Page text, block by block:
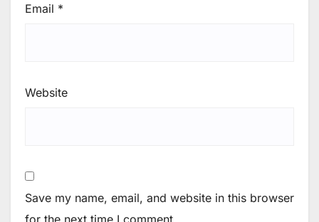
Email *
Website
Save my name, email, and website in this browser